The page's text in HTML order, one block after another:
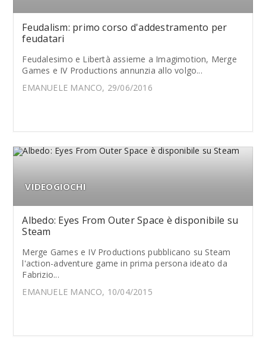
Feudalism: primo corso d'addestramento per
feudatari
Feudalesimo e Libertà assieme a Imagimotion, Merge
Games e IV Productions annunzia allo volgo...
EMANUELE MANCO, 29/06/2016
VIDEOGIOCHI
Albedo: Eyes From Outer Space è disponibile su
Steam
Merge Games e IV Productions pubblicano su Steam
l'action-adventure game in prima persona ideato da
Fabrizio...
EMANUELE MANCO, 10/04/2015